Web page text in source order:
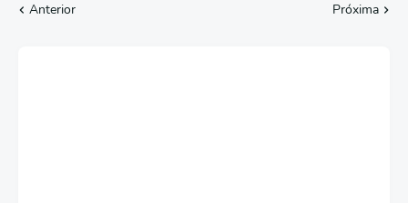
Anterior Próxima